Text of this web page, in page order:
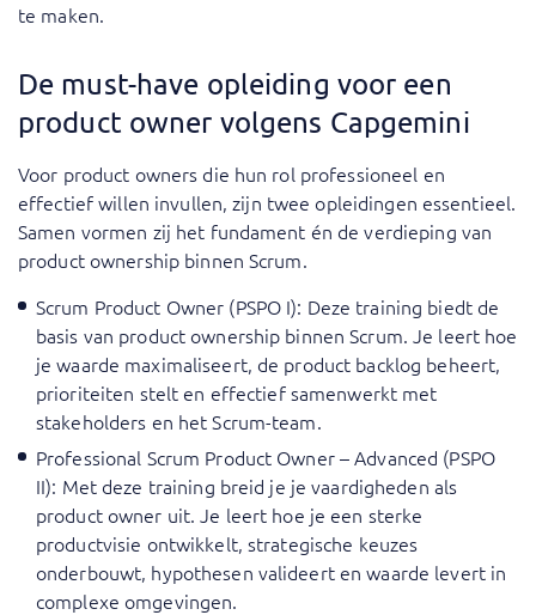
te maken.
De must-have opleiding voor een
product owner volgens Capgemini
Voor product owners die hun rol professioneel en
effectief willen invullen, zijn twee opleidingen essentieel.
Samen vormen zij het fundament én de verdieping van
product ownership binnen Scrum.
Scrum Product Owner (PSPO I): Deze training biedt de
basis van product ownership binnen Scrum. Je leert hoe
je waarde maximaliseert, de product backlog beheert,
prioriteiten stelt en effectief samenwerkt met
stakeholders en het Scrum-team.
Professional Scrum Product Owner – Advanced (PSPO
II): Met deze training breid je je vaardigheden als
product owner uit. Je leert hoe je een sterke
productvisie ontwikkelt, strategische keuzes
onderbouwt, hypothesen valideert en waarde levert in
complexe omgevingen.